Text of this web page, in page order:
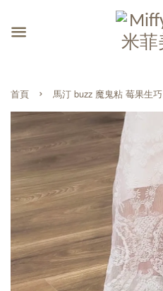
首頁 › 馬汀 buzz 魔鬼粘 莓果生巧